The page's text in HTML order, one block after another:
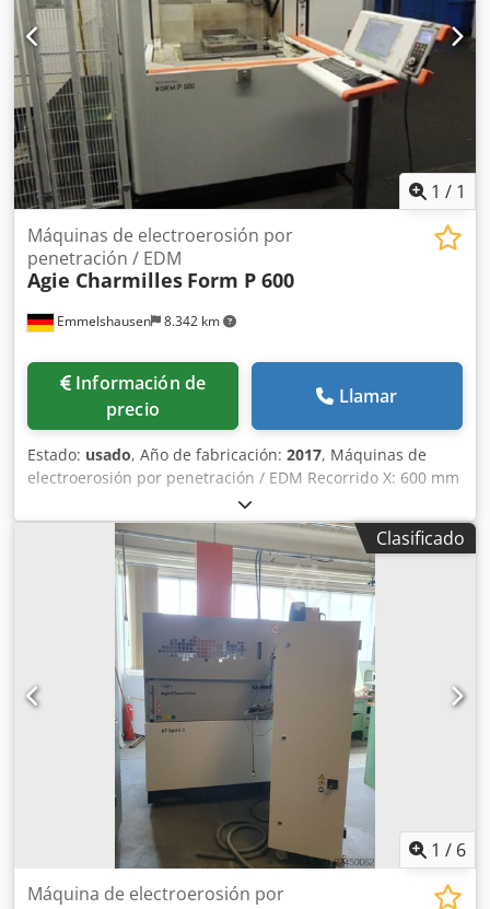
1 / 1
Emmelshausen 8.342 km
Máquinas de electroerosión por
penetración / EDM
Agie Charmilles Form P 600
Información de
precio
Llamar
Estado: usado, Año de fabricación: 2017, Máquinas de
electroerosión por penetración / EDM Recorrido X: 600 mm
Recorrido Y: 400 mm Recorrido Z: 450 mm Tamaño de
mesa X: 750 mm Tamaño de mesa Y: 600 mm máx. tamaño
de pieza X: 1040 mm Dwodpfx Amsym Rr Nsxja máx.
tamaño de pieza Y: 730 mm máx. tamaño de pieza Z: 410
mm peso máx. del electrodo: 50 kg peso máx. de la pieza:
1600 kg Generador: 64 amperios Enfriador Depósito
descendente Control Charmilles Control Charmilles
Mecanizado de precisión de moldes y herramientas
Generador integrado Sistema dieléctrico con refrigeración
Apta para fabricación de herramientas y moldes
Clasificado
1 / 6
Máquina de electroerosión por